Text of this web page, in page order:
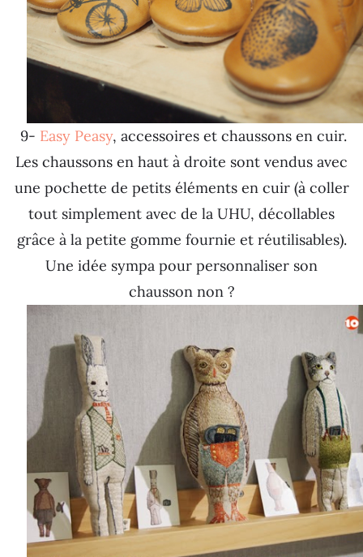
9- Easy Peasy, accessoires et chaussons en cuir.
Les chaussons en haut à droite sont vendus avec
une pochette de petits éléments en cuir (à coller
tout simplement avec de la UHU, décollables
grâce à la petite gomme fournie et réutilisables).
Une idée sympa pour personnaliser son
chausson non ?